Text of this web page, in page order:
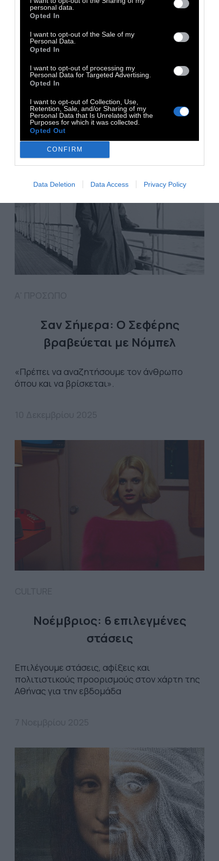
personal data.
Opted In
I want to opt-out of the Sale of my
Personal Data.
Opted In
I want to opt-out of processing my
Personal Data for Targeted Advertising.
Opted In
I want to opt-out of Collection, Use,
Retention, Sale, and/or Sharing of my
Personal Data that Is Unrelated with the
Purposes for which it was collected.
Opted Out
CONFIRM
Data Deletion Data Access Privacy Policy
«Μήδεια Έξοδος ΙΙΙ» στην
Εθνική Γλυπτοθήκη
Ο Ευριπίδης συνομιλεί με το έργο Μήδεια ΙΙΙ
του Γιαννούλη Χαλεπά στην Εθνική
Γλυπτοθήκη, αλλά και με την μουσική του
Γιώργου Κουμεντάκη
5 Φεβρουαρίου 2026
Σαν Σήμερα: O Σεφέρης
βραβεύεται με Νόμπελ
«Πρέπει να αναζητήσουμε τον άνθρωπο
όπου και να βρίσκεται».
Νοέμβριος: 6 επιλεγμένες
στάσεις
Eπιλέγουμε στάσεις, αφίξεις και
πολιτιστικούς προορισμούς στον χάρτη της
Αθήνας για την εβδομάδα